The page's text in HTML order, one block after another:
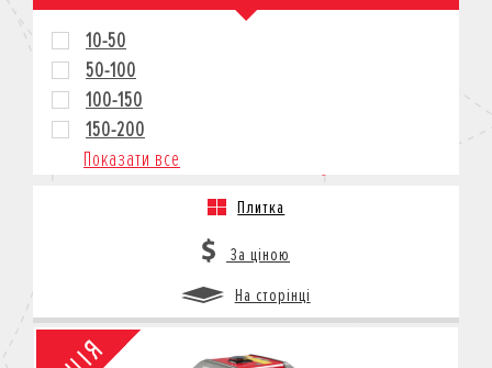
10-50
50-100
100-150
150-200
Показати все
Плитка
За ціною
На сторінці